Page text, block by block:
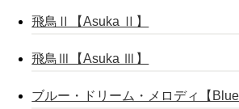
飛鳥Ⅱ【Asuka Ⅱ】
飛鳥Ⅲ【Asuka Ⅲ】
ブルー・ドリーム・メロディ【Blue